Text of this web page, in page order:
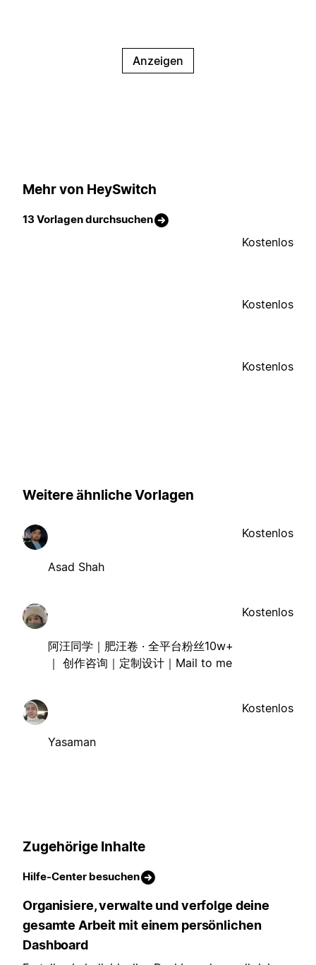
Anzeigen
Mehr von HeySwitch
13 Vorlagen durchsuchen
Kostenlos
Kostenlos
Kostenlos
Weitere ähnliche Vorlagen
Asad Shah
Kostenlos
阿汪同学｜肥汪卷 · 全平台粉丝10w+
｜ 创作咨询｜定制设计｜Mail to me
Kostenlos
Yasaman
Kostenlos
Zugehörige Inhalte
Hilfe-Center besuchen
Organisiere, verwalte und verfolge deine
gesamte Arbeit mit einem persönlichen
Dashboard